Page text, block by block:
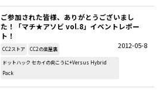
ご参加された皆様、ありがとうございまし
た！「マチ★アソビ vol.8」イベントレポー
ト！
2012-05-8
CC2ストア CC2の楽屋裏
ドットハック セカイの向こうに+Versus Hybrid
Pack